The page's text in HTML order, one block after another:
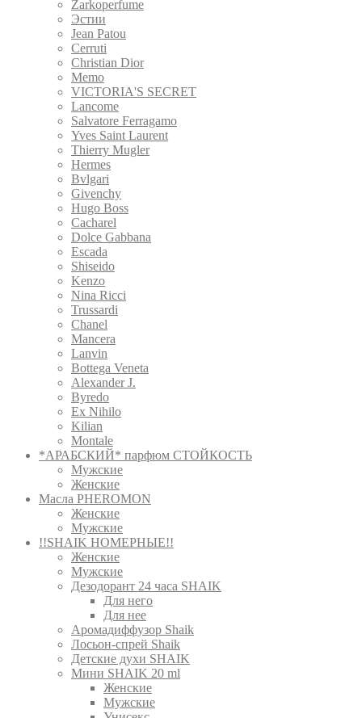
Zarkoperfume
Эстии
Jean Patou
Cerruti
Christian Dior
Memo
VICTORIA'S SECRET
Lancome
Salvatore Ferragamo
Yves Saint Laurent
Thierry Mugler
Hermes
Bvlgari
Givenchy
Hugo Boss
Cacharel
Dolce Gabbana
Escada
Shiseido
Kenzo
Nina Ricci
Trussardi
Chanel
Mancera
Lanvin
Bottega Veneta
Alexander J.
Byredo
Ex Nihilo
Kilian
Montale
*АРАБСКИЙ* парфюм СТОЙКОСТЬ
Мужские
Женские
Масла PHEROMON
Женские
Мужские
!!SHAIK НОМЕРНЫЕ!!
Женские
Мужские
Дезодорант 24 часа SHAIK
Для него
Для нее
Аромадиффузор Shaik
Лосьон-спрей Shaik
Детские духи SHAIK
Мини SHAIK 20 ml
Женские
Мужские